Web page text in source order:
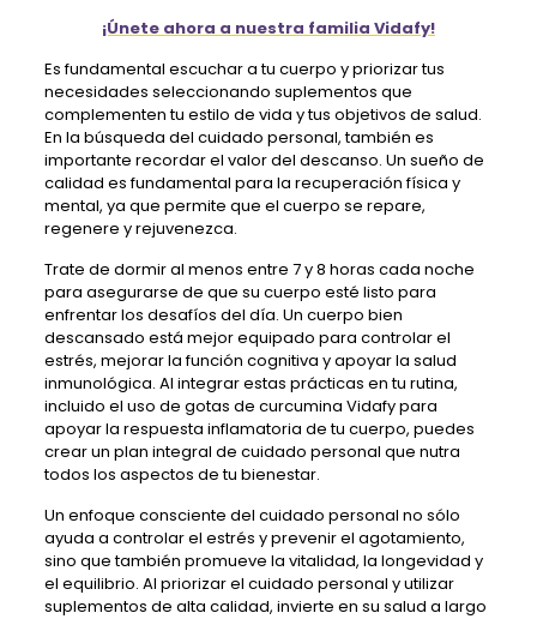
¡Únete ahora a nuestra familia Vidafy!
Es fundamental escuchar a tu cuerpo y priorizar tus
necesidades seleccionando suplementos que
complementen tu estilo de vida y tus objetivos de salud.
En la búsqueda del cuidado personal, también es
importante recordar el valor del descanso. Un sueño de
calidad es fundamental para la recuperación física y
mental, ya que permite que el cuerpo se repare,
regenere y rejuvenezca.
Trate de dormir al menos entre 7 y 8 horas cada noche
para asegurarse de que su cuerpo esté listo para
enfrentar los desafíos del día. Un cuerpo bien
descansado está mejor equipado para controlar el
estrés, mejorar la función cognitiva y apoyar la salud
inmunológica. Al integrar estas prácticas en tu rutina,
incluido el uso de gotas de curcumina Vidafy para
apoyar la respuesta inflamatoria de tu cuerpo, puedes
crear un plan integral de cuidado personal que nutra
todos los aspectos de tu bienestar.
Un enfoque consciente del cuidado personal no sólo
ayuda a controlar el estrés y prevenir el agotamiento,
sino que también promueve la vitalidad, la longevidad y
el equilibrio. Al priorizar el cuidado personal y utilizar
suplementos de alta calidad, invierte en su salud a largo